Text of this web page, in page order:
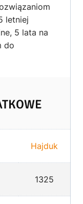
letniej
5 lata na
do
Hajduk
1325